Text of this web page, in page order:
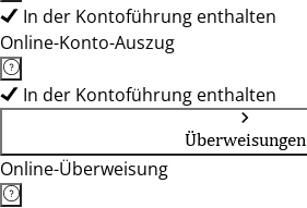
In der Kontoführung enthalten
Online-Konto-Auszug
In der Kontoführung enthalten
Überweisungen
Online-Überweisung